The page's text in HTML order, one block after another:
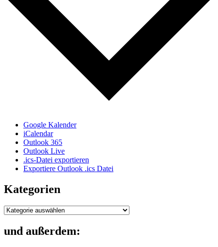
Google Kalender
iCalendar
Outlook 365
Outlook Live
.ics-Datei exportieren
Exportiere Outlook .ics Datei
Kategorien
Kategorien
und außerdem: